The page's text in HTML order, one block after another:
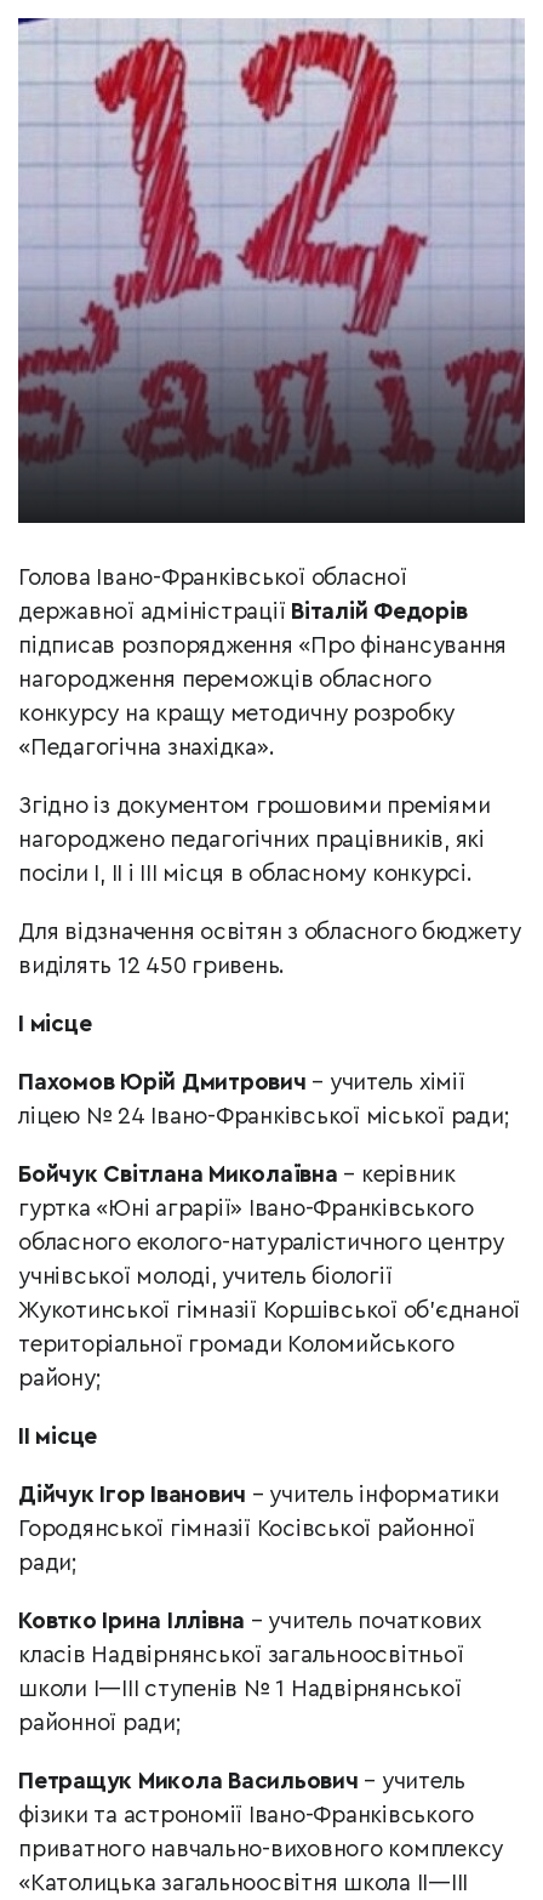
Голова Івано-Франківської обласної
державної адміністрації Віталій Федорів
підписав розпорядження «Про фінансування
нагородження переможців обласного
конкурсу на кращу методичну розробку
«Педагогічна знахідка».
Згідно із документом грошовими преміями
нагороджено педагогічних працівників, які
посіли I, II і III місця в обласному конкурсі.
Для відзначення освітян з обласного бюджету
виділять 12 450 гривень.
І місце
Пахомов Юрій Дмитрович – учитель хімії
ліцею № 24 Івано-Франківської міської ради;
Бойчук Світлана Миколаївна – керівник
гуртка «Юні аграрії» Івано-Франківського
обласного еколого-натуралістичного центру
учнівської молоді, учитель біології
Жукотинської гімназії Коршівської об’єднаної
територіальної громади Коломийського
району;
II місце
Дійчук Ігор Іванович – учитель інформатики
Городянської гімназії Косівської районної
ради;
Ковтко Ірина Іллівна – учитель початкових
класів Надвірнянської загальноосвітньої
школи I—III ступенів № 1 Надвірнянської
районної ради;
Петращук Микола Васильович – учитель
фізики та астрономії Івано-Франківського
приватного навчально-виховного комплексу
«Католицька загальноосвітня школа II—III